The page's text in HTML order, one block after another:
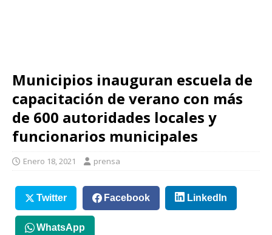
Municipios inauguran escuela de
capacitación de verano con más
de 600 autoridades locales y
funcionarios municipales
Enero 18, 2021 prensa
Twitter Facebook LinkedIn
WhatsApp